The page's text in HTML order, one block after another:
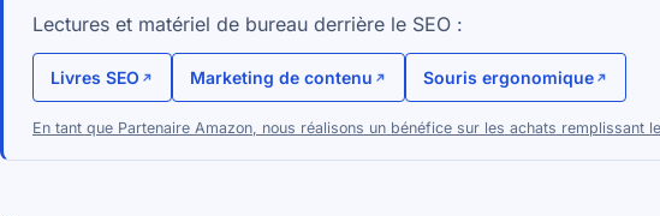
Lectures et matériel de bureau derrière le SEO :
Livres SEO Marketing de contenu Souris ergonomique
En tant que Partenaire Amazon, nous réalisons un bénéfice sur les achats remplissant